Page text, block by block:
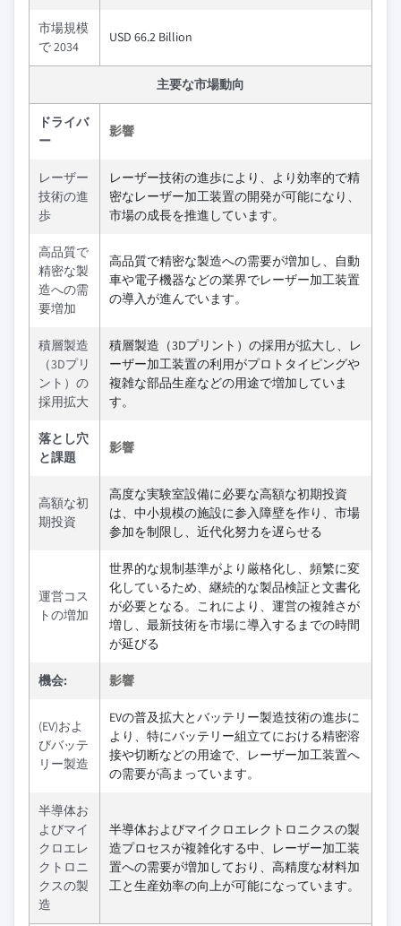
市場規模
で 2034
USD 66.2 Billion
主要な市場動向
ドライバ
ー
影響
レーザー
技術の進
歩
レーザー技術の進歩により、より効率的で精
密なレーザー加工装置の開発が可能になり、
市場の成長を推進しています。
高品質で
精密な製
造への需
要増加
高品質で精密な製造への需要が増加し、自動
車や電子機器などの業界でレーザー加工装置
の導入が進んでいます。
積層製造
（3Dプリ
ント）の
採用拡大
積層製造（3Dプリント）の採用が拡大し、レ
ーザー加工装置の利用がプロトタイピングや
複雑な部品生産などの用途で増加していま
す。
落とし穴
と課題
影響
高額な初
期投資
高度な実験室設備に必要な高額な初期投資
は、中小規模の施設に参入障壁を作り、市場
参加を制限し、近代化努力を遅らせる
運営コス
トの増加
世界的な規制基準がより厳格化し、頻繁に変
化しているため、継続的な製品検証と文書化
が必要となる。これにより、運営の複雑さが
増し、最新技術を市場に導入するまでの時間
が延びる
機会: 影響
(EV)およ
びバッテ
リー製造
EVの普及拡大とバッテリー製造技術の進歩に
より、特にバッテリー組立てにおける精密溶
接や切断などの用途で、レーザー加工装置へ
の需要が高まっています。
半導体お
よびマイ
クロエレ
クトロニ
クスの製
造
半導体およびマイクロエレクトロニクスの製
造プロセスが複雑化する中、レーザー加工装
置への需要が増加しており、高精度な材料加
工と生産効率の向上が可能になっています。